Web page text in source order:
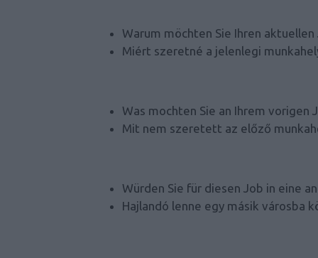
Warum möchten Sie Ihren aktuellen
Miért szeretné a jelenlegi
Was mochten Sie an Ihrem vorigen
Mit nem szeretett az előző
Würden Sie für diesen Job in eine
Hajlandó lenne egy másik városba